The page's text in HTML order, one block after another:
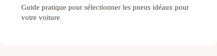
Guide pratique pour sélectionner les pneus idéaux pour
votre voiture